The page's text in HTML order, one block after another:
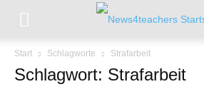
Start Schlagworte Strafarbeit
Schlagwort: Strafarbeit